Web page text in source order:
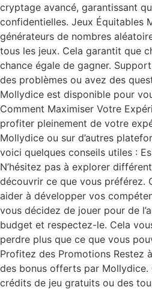
cryptage avancé, garantissant
confidentielles. Jeux Équitables
générateurs de nombres
tous les jeux. Cela garantit que
chance égale de gagner.
des problèmes ou avez des
Mollydice est disponible pour
Comment Maximiser Votre
profiter pleinement de votre
Mollydice ou sur d’autres
voici quelques conseils utiles :
N’hésitez pas à explorer
découvrir ce que vous préférez.
aider à développer vos
vous décidez de jouer pour de
budget et respectez-le. Cela
perdre plus que ce que vous
Profitez des Promotions Restez
des bonus offerts par Mollydice.
crédits de jeu gratuits ou des